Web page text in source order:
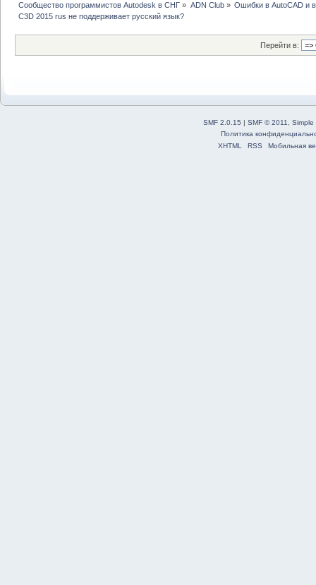
Сообщество программистов Autodesk в СНГ » ADN Club» Ошибки в AutoCAD и
C3D 2015 rus не поддерживает русский язык?
Перейти в:
SMF 2.0.15 | SMF © 2011
Simple
Политика
XHTML
RSS Мобильная